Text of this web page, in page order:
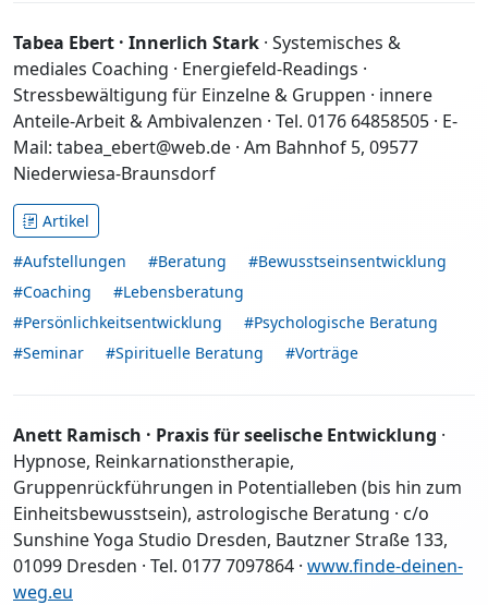
Tabea Ebert · Innerlich Stark · Systemisches &
mediales Coaching · Energiefeld-Readings ·
Stressbewältigung für Einzelne & Gruppen · innere
Anteile-Arbeit & Ambivalenzen · Tel. 0176 64858505 · E-
Mail: tabea_ebert@web.de · Am Bahnhof 5, 09577
Niederwiesa-Braunsdorf
Artikel
#Aufstellungen
#Beratung
#Bewusstseinsentwicklung
#Coaching
#Lebensberatung
#Persönlichkeitsentwicklung
#Psychologische Beratung
#Seminar
#Spirituelle Beratung #Vorträge
Anett Ramisch · Praxis für seelische Entwicklung ·
Hypnose, Reinkarnationstherapie,
Gruppenrückführungen in Potentialleben (bis hin zum
Einheitsbewusstsein), astrologische Beratung · c/o
Sunshine Yoga Studio Dresden, Bautzner Straße 133,
01099 Dresden · Tel. 0177 7097864 · www.finde-deinen-
weg.eu